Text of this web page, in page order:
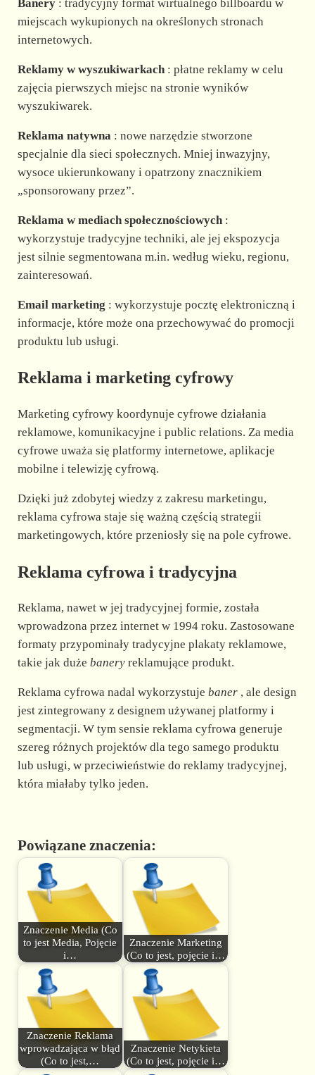
Banery: tradycyjny format wirtualnego billboardu w
miejscach wykupionych na określonych stronach
internetowych.
Reklamy w wyszukiwarkach: płatne reklamy w celu
zajęcia pierwszych miejsc na stronie wyników
wyszukiwarek.
Reklama natywna : nowe narzędzie stworzone
specjalnie dla sieci społecznych. Mniej inwazyjny,
wysoce ukierunkowany i opatrzony znacznikiem
„sponsorowany przez”.
Reklama w mediach społecznościowych:
wykorzystuje tradycyjne techniki, ale jej ekspozycja
jest silnie segmentowana m.in. według wieku, regionu,
zainteresowań.
Email marketing : wykorzystuje pocztę elektroniczną i
informacje, które może ona przechowywać do promocji
produktu lub usługi.
Reklama i marketing cyfrowy
Marketing cyfrowy koordynuje cyfrowe działania
reklamowe, komunikacyjne i public relations. Za media
cyfrowe uważa się platformy internetowe, aplikacje
mobilne i telewizję cyfrową.
Dzięki już zdobytej wiedzy z zakresu marketingu,
reklama cyfrowa staje się ważną częścią strategii
marketingowych, które przeniosły się na pole cyfrowe.
Reklama cyfrowa i tradycyjna
Reklama, nawet w jej tradycyjnej formie, została
wprowadzona przez internet w 1994 roku. Zastosowane
formaty przypominały tradycyjne plakaty reklamowe,
takie jak duże baneryreklamujące produkt.
Reklama cyfrowa nadal wykorzystuje baner, ale design
jest zintegrowany z designem używanej platformy i
segmentacji. W tym sensie reklama cyfrowa generuje
szereg różnych projektów dla tego samego produktu
lub usługi, w przeciwieństwie do reklamy tradycyjnej,
która miałaby tylko jeden.
Powiązane znaczenia:
Znaczenie Media (Co
to jest Media, Pojęcie
i…
Znaczenie Marketing
(Co to jest, pojęcie i…
Znaczenie Reklama
wprowadzająca w błąd
(Co to jest,…
Znaczenie Netykieta
(Co to jest, pojęcie i…